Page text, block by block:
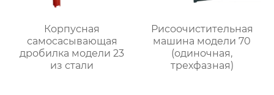
Корпусная
самоcасывающая
дробилка модели 23
из стали
Рисоочистительная
машина модели 70
(одиночная,
трехфазная)